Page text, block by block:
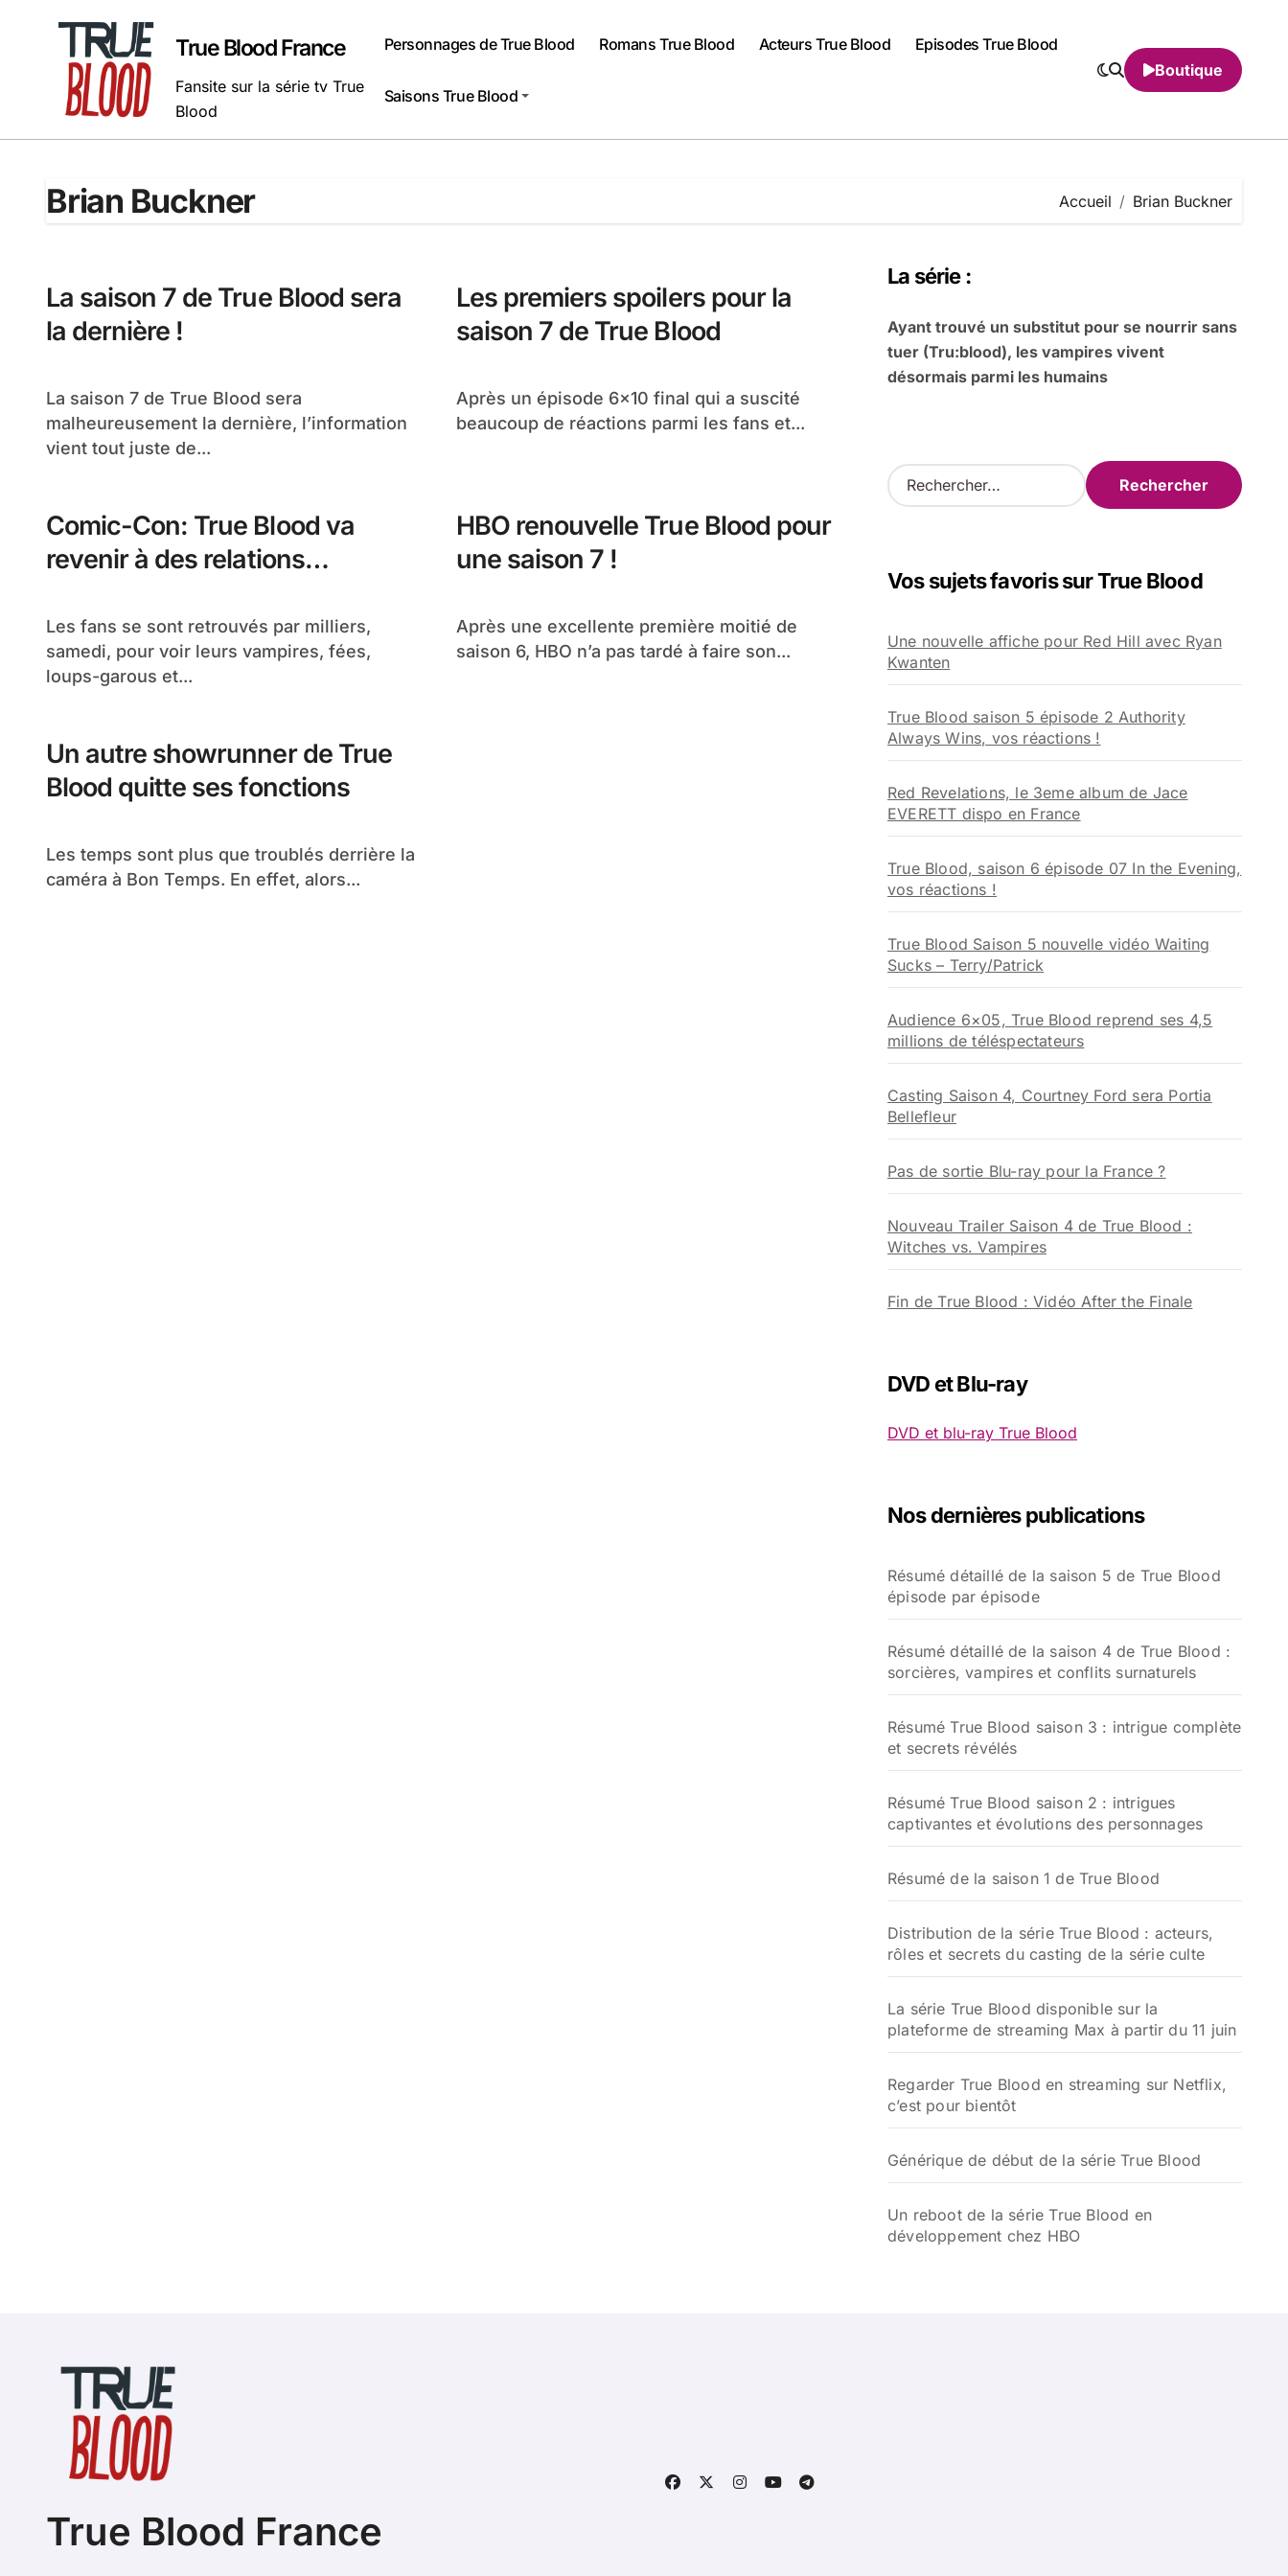
True Blood France
Fansite sur la série tv True
Blood
Personnages de True Blood Romans True Blood Acteurs True Blood Episodes True Blood
Saisons True Blood
Boutique
Brian Buckner Accueil Brian Buckner
La saison 7 de True Blood sera
la dernière !
La saison 7 de True Blood sera
malheureusement la dernière, l’information
vient tout juste de...
Les premiers spoilers pour la
saison 7 de True Blood
Après un épisode 6×10 final qui a suscité
beaucoup de réactions parmi les fans et...
Comic-Con: True Blood va
revenir à des relations
Les fans se sont retrouvés par milliers,
samedi, pour voir leurs vampires, fées,
loups-garous et...
HBO renouvelle True Blood pour
une saison 7 !
Après une excellente première moitié de
saison 6, HBO n’a pas tardé à faire son...
Un autre showrunner de True
Blood quitte ses fonctions
Les temps sont plus que troublés derrière la
caméra à Bon Temps. En effet, alors...
La série :
Ayant trouvé un substitut pour se nourrir sans
tuer (Tru:blood), les vampires vivent
désormais parmi les humains
R
e
r
e
r
Vos sujets favoris sur True Blood
Une nouvelle affiche pour Red Hill avec Ryan
Kwanten
True Blood saison 5 épisode 2 Authority
Always Wins, vos réactions !
Red Revelations, le 3eme album de Jace
EVERETT dispo en France
True Blood, saison 6 épisode 07 In the Evening,
vos réactions !
True Blood Saison 5 nouvelle vidéo Waiting
Sucks – Terry/Patrick
Audience 6×05, True Blood reprend ses 4,5
millions de téléspectateurs
Casting Saison 4, Courtney Ford sera Portia
Bellefleur
Pas de sortie Blu-ray pour la France ?
Nouveau Trailer Saison 4 de True Blood :
Witches vs. Vampires
Fin de True Blood : Vidéo After the Finale
DVD et Blu-ray
DVD et blu-ray True Blood
Nos dernières publications
Résumé détaillé de la saison 5 de True Blood
épisode par épisode
Résumé détaillé de la saison 4 de True Blood :
sorcières, vampires et conflits surnaturels
Résumé True Blood saison 3 : intrigue complète
et secrets révélés
Résumé True Blood saison 2 : intrigues
captivantes et évolutions des personnages
Résumé de la saison 1 de True Blood
Distribution de la série True Blood : acteurs,
rôles et secrets du casting de la série culte
La série True Blood disponible sur la
plateforme de streaming Max à partir du 11 juin
Regarder True Blood en streaming sur Netflix,
c’est pour bientôt
Générique de début de la série True Blood
Un reboot de la série True Blood en
développement chez HBO
True Blood France